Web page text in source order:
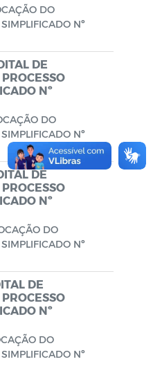
de Infração de
DO
Nº
DE
Nº
DO
Nº
DE
Nº
DO
Nº
DE
Nº
DO
Nº